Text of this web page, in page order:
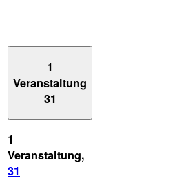
1
Veranstaltung
31
1
Veranstaltung,
31